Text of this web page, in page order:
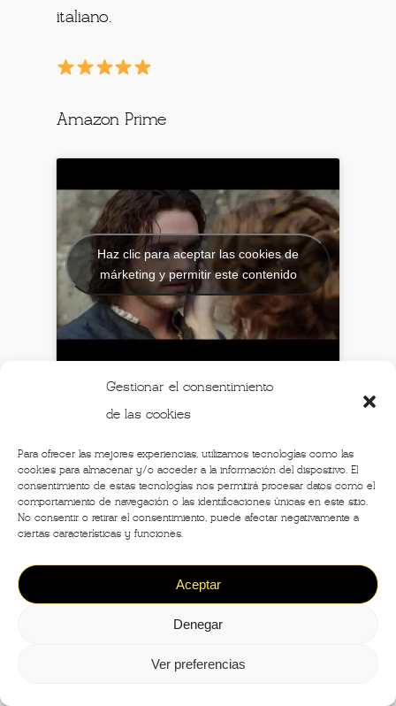
Gestionar el consentimiento
de las cookies
Para ofrecer las mejores experiencias, utilizamos tecnologías como las
cookies para almacenar y/o acceder a la información del dispositivo. El
consentimiento de estas tecnologías nos permitirá procesar datos como el
comportamiento de navegación o las identificaciones únicas en este sitio.
No consentir o retirar el consentimiento, puede afectar negativamente a
ciertas características y funciones.
Aceptar
Denegar
Ver preferencias
italiano.
Amazon Prime
Haz clic para aceptar las cookies de
márketing y permitir este contenido
Las mejores películas italianas
sobre Mafia de los últimos 20 años